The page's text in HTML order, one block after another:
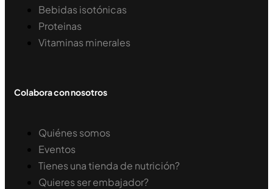
Bebidas isotónicas
Proteinas
Vitaminas minerales
Colabora con nosotros
Quiénes somos
Eventos
Tienes una tienda de nutrición?
Quieres ser embajador?